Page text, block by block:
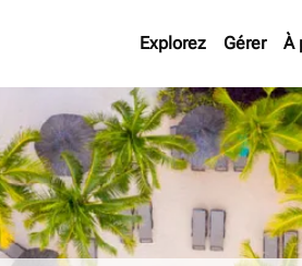
Explorez Gérer À